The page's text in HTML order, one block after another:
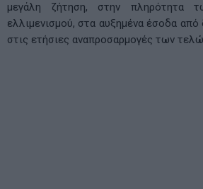
μεγάλη ζήτηση, στην πληρότητα
ελλιμενισμού, στα αυξημένα έσοδα
στις ετήσιες αναπροσαρμογές των